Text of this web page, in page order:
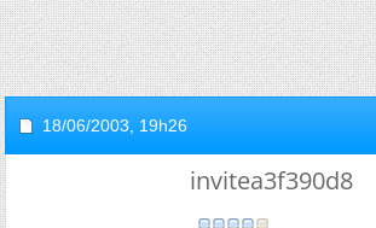
18/06/2003, 19h26
invitea3f390d8